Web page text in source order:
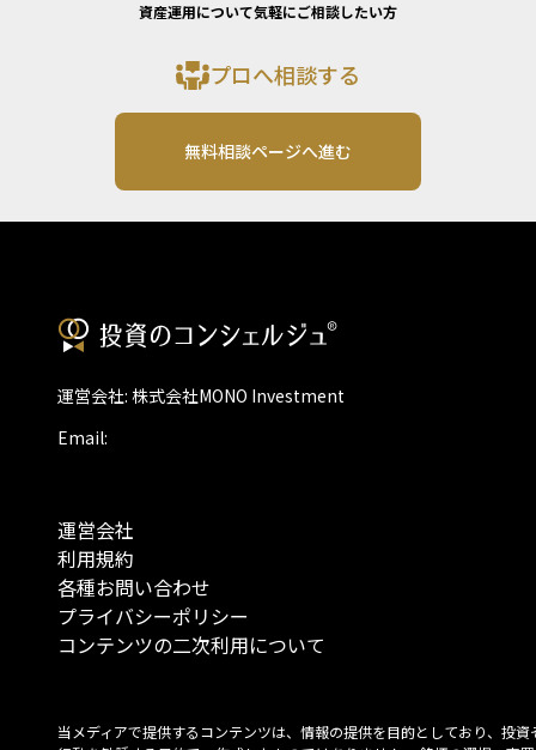
資産運用について気軽にご相談したい方
プロへ相談する
無料相談ページへ進む
運営会社: 株式会社MONO Investment
Email:
運営会社
利用規約
各種お問い合わせ
プライバシーポリシー
コンテンツの二次利用について
当メディアで提供するコンテンツは、情報の提供を目的としており、投資